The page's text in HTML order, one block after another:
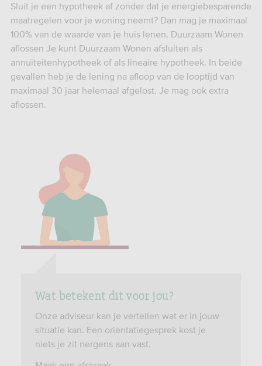
Sluit je een hypotheek af zonder dat je energiebesparende
maatregelen voor je woning neemt? Dan mag je maximaal
100% van de waarde van je huis lenen. Duurzaam Wonen
aflossen Je kunt Duurzaam Wonen afsluiten als
annuïteitenhypotheek of als lineaire hypotheek. In beide
gevallen heb je de lening na afloop van de looptijd van
maximaal 30 jaar helemaal afgelost. Je mag ook extra
aflossen.
Wat betekent dit voor jou?
Onze adviseur kan je vertellen wat er in jouw
situatie kan. Een oriëntatiegesprek kost je
niets je zit nergens aan vast.